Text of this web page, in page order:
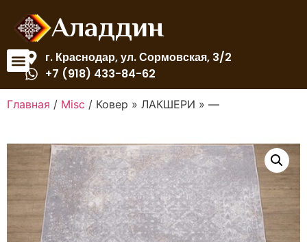
Аладдин
г. Краснодар, ул. Сормовская, 3/2
+7 (918) 433-84-62
Главная / Misc / Ковер » ЛАКШЕРИ » —